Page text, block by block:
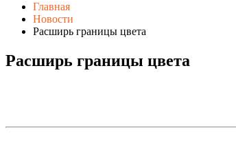
Главная
Новости
Расширь границы цвета
Расширь границы цвета